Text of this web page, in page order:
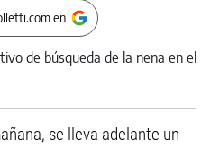
en
se lleva adelante un